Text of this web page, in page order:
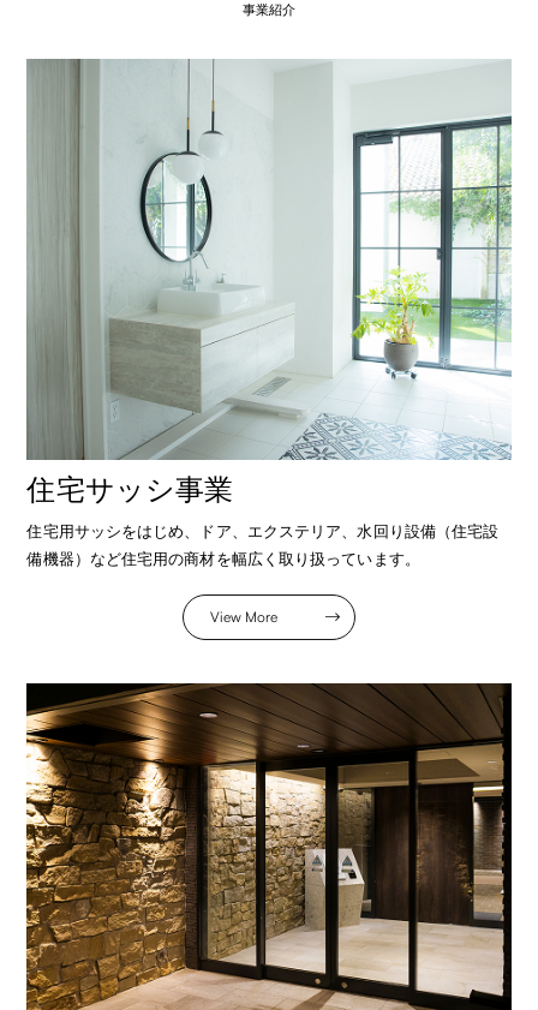
事業紹介
住宅サッシ事業
住宅用サッシをはじめ、ドア、エクステリア、水回り設備（住宅設
備機器）など住宅用の商材を幅広く取り扱っています。
View More